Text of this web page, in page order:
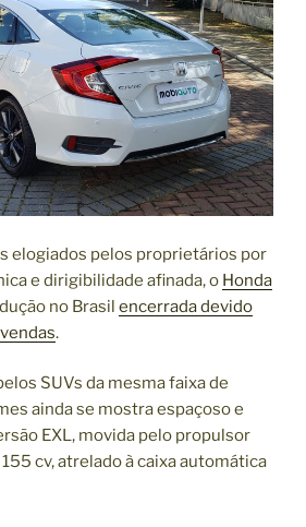
elogiados pelos proprietários por
e dirigibilidade afinada, o Honda
no Brasil encerrada devido
.
SUVs da mesma faixa de
ainda se mostra espaçoso e
EXL, movida pelo propulsor
cv, atrelado à caixa automática